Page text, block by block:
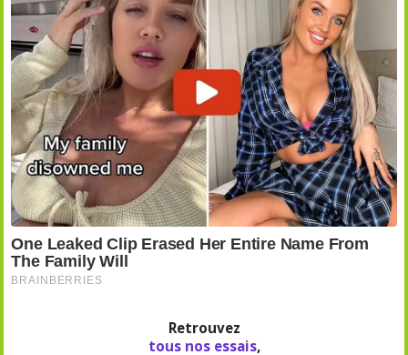
Retrouvez
tous nos essais,